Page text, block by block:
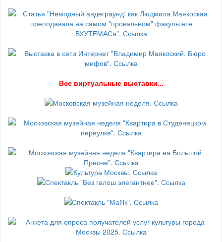
Все виртуальные выставки...